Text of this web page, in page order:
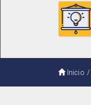
Inicio